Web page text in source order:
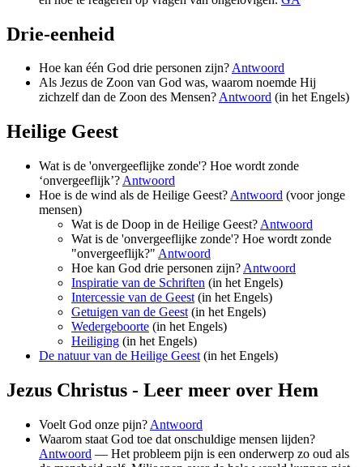
Drie-eenheid
Hoe kan één God drie personen zijn?Antwoord
Als Jezus de Zoon van God was, waarom noemde Hij
zichzelf dan de Zoon des Mensen?Antwoord (in het Engels)
Heilige Geest
Wat is de 'onvergeeflijke zonde'? Hoe wordt zonde
‘onvergeeflijk’? Antwoord
Hoe is de wind als de Heilige Geest? Antwoord (voor jonge
mensen)
Wat is de Doop in de Heilige Geest? Antwoord
Wat is de 'onvergeeflijke zonde'? Hoe wordt zonde
"onvergeeflijk?" Antwoord
Hoe kan God drie personen zijn? Antwoord
Inspiratie van de Schriften (in het Engels)
Intercessie van de Geest (in het Engels)
Getuigen van de Geest (in het Engels)
Wedergeboorte (in het Engels)
Heiliging (in het Engels)
De natuur van de Heilige Geest (in het Engels)
Jezus Christus - Leer meer over Hem
Voelt God onze pijn? Antwoord
Waarom staat God toe dat onschuldige mensen lijden?
Antwoord — Het probleem pijn is een onderwerp zo oud als